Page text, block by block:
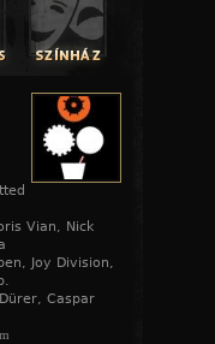
Vian, Nick
Joy Division,
Caspar